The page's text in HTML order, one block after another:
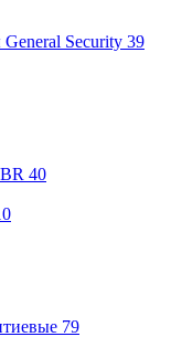
Security 39
40
79